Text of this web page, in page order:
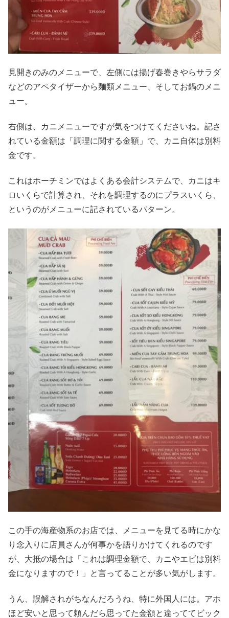
見開きのみのメニューで、左側には揚げ春巻きやらサラダ
などのアペタイザーから麺類メニュー、そしてお鍋のメニ
ュー。
右側は、カニメニューですが気をつけてくださいね。記さ
れている金額は「調理に関する金額」で、カニ自体は別料
金です。
これはホーチミンではよくある会計システムで、カニはキ
ロいくらで計算され、それを調理するのにプラスいくら、
というのがメニューに記されているパターン。
この手の海産物系のお店では、メニューを見てる時にかな
り念入りに店員さんが何事かを語りかけてくれるのです
が、大抵の場合は「これは調理金額で、カニやエビは別料
金になりますので！」と言ってることが多い気がします。
うん、誤解されがちなんだろうね、特に外国人には。アホ
ほど安いと思って頼んだら思ってた金額と違っててビック